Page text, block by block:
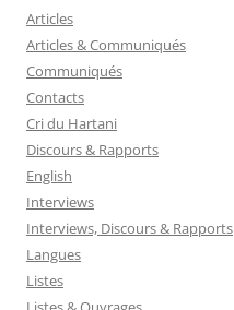
Articles
Articles & Communiqués
Communiqués
Contacts
Cri du Hartani
Discours & Rapports
English
Interviews
Interviews, Discours & Rapports
Langues
Listes